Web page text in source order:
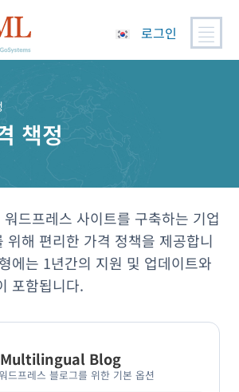
로그인
책정
드프레스 사이트를 구축하는 기업
위해 편리한 가격 정책을 제공합니
에는 1년간의 지원 및 업데이트와
포함됩니다.
교
Multilingual Blog
드프레스 블로그를 위한 기본 옵션